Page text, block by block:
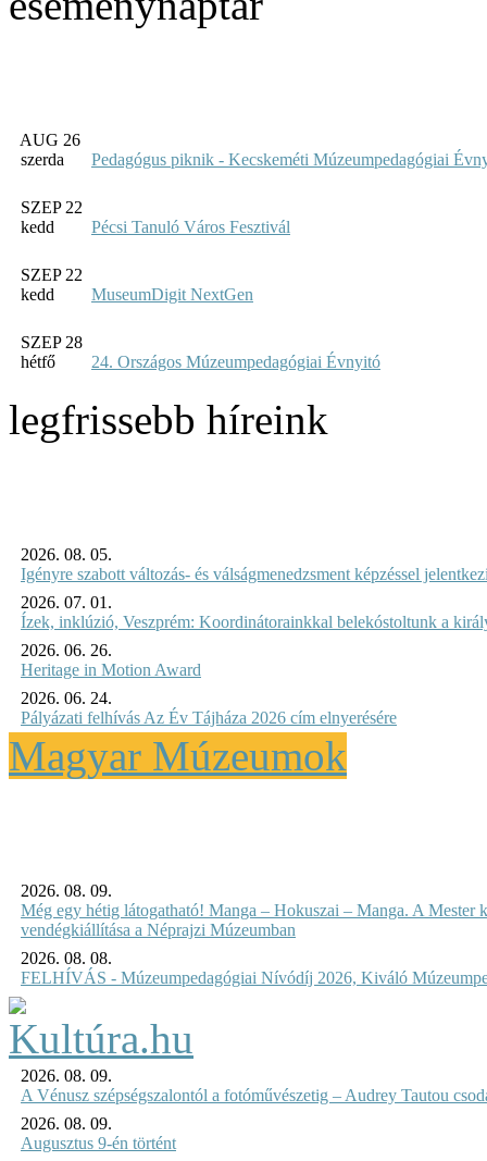
AUG 26
szerda
Pedagógus piknik - Kecskeméti Múzeumpedagógiai
SZEP 22
kedd
Pécsi Tanuló Város Fesztivál
SZEP 22
kedd
MuseumDigit NextGen
SZEP 28
hétfő
24. Országos Múzeumpedagógiai Évnyitó
legfrissebb híreink
2026. 08. 05.
Igényre szabott változás- és válságmenedzsment képzéssel
2026. 07. 01.
Ízek, inklúzió, Veszprém: Koordinátorainkkal belekóstoltunk a
2026. 06. 26.
Heritage in Motion Award
2026. 06. 24.
Pályázati felhívás Az Év Tájháza 2026 cím elnyerésére
Magyar Múzeumok
2026. 08. 09.
Még egy hétig látogatható! Manga – Hokuszai – Manga. A Mester
vendégkiállítása a Néprajzi Múzeumban
2026. 08. 08.
FELHÍVÁS - Múzeumpedagógiai Nívódíj 2026, Kiváló
2026. 08. 09.
A Vénusz szépségszalontól a fotóművészetig – Audrey Tautou
2026. 08. 09.
Augusztus 9-én történt